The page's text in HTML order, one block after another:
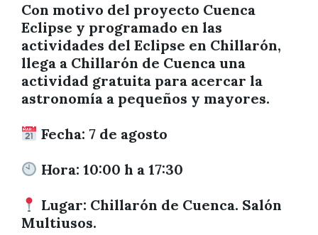
Con motivo del proyecto Cuenca
Eclipse y programado en las
actividades del Eclipse en Chillarón,
llega a Chillarón de Cuenca una
actividad gratuita para acercar la
astronomía a pequeños y mayores.
Fecha: 7 de agosto
Hora: 10:00 h a 17:30
Lugar: Chillarón de Cuenca. Salón
Multiusos.